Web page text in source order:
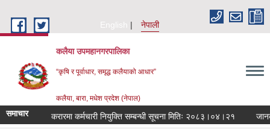
English
नेपाली
कलैया उपमहानगरपालिका
“कृषि र पूर्वाधार, समृद्ध कलैयाको आधार”
कलैया, बारा, मधेश प्रदेश (नेपाल)
समाचार करारमा कर्मचारी नियुक्ति सम्बन्धी सूचना मितिः २०८३।०४।२१